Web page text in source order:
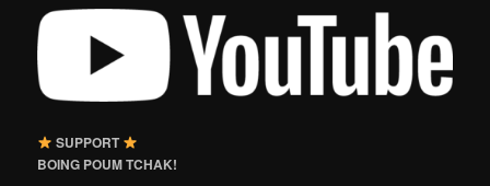
SUPPORT
BOING POUM TCHAK!